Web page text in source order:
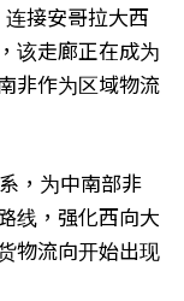
接安哥拉大西
该走廊正在成为
非作为区域物流
，为中南部非
线，强化西向大
物流向开始出现